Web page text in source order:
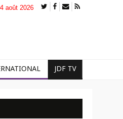
août 2026
JDF TV